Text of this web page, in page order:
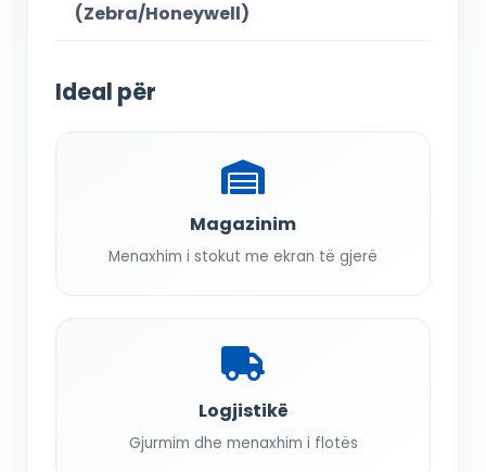
(Zebra/Honeywell)
Ideal për
Magazinim
Menaxhim i stokut me ekran të gjerë
Logjistikë
Gjurmim dhe menaxhim i flotës